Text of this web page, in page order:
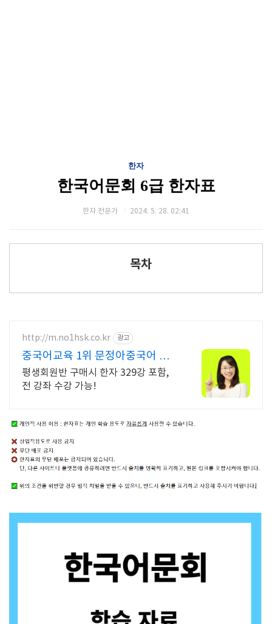
한자
한국어문회 6급 한자표
한자 전문가 2024. 5. 28. 02:41
목차
http://m.no1hsk.co.kr 광고
중국어교육 1위 문정아중국어 브
랜드파워 3년연속 대상수상
평생회원반 구매시 한자 329강 포함,
전 강좌 수강 가능!